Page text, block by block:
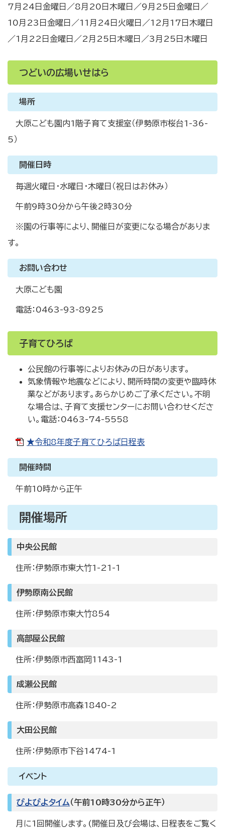
7月24日金曜日／8月20日木曜日／9月25日金曜日／
10月23日金曜日／11月24日火曜日／12月17日木曜日
／1月22日金曜日／2月25日木曜日／3月25日木曜日
つどいの広場いせはら
場所
大原こども園内1階子育て支援室（伊勢原市桜台1-36-
5）
開催日時
毎週火曜日・水曜日・木曜日（祝日はお休み）
午前9時30分から午後2時30分
※園の行事等により、開催日が変更になる場合がありま
す。
お問い合わせ
大原こども園
電話：0463-93-8925
子育てひろば
公民館の行事等によりお休みの日があります。
気象情報や地震などにより、開所時間の変更や臨時休
業などがあります。あらかじめご了承ください。不明
な場合は、子育て支援センターにお問い合わせくださ
い。電話：0463-74-5558
★令和8年度子育てひろば日程表
開催時間
午前10時から正午
開催場所
中央公民館
住所：伊勢原市東大竹1-21-1
伊勢原南公民館
住所：伊勢原市東大竹854
高部屋公民館
住所：伊勢原市西富岡1143-1
成瀬公民館
住所：伊勢原市高森1840-2
大田公民館
住所：伊勢原市下谷1474-1
イベント
ぴよぴよタイム（午前10時30分から正午）
月に1回開催します。(開催日及び会場は、日程表をご覧く